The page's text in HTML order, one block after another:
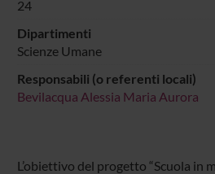
24
Dipartimenti
Scienze Umane
Responsabili (o referenti locali)
Bevilacqua Alessia Maria Aurora
L’obiettivo del progetto “Scuola in